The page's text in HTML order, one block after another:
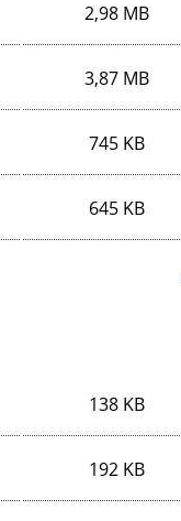
2,98 MB
3,87 MB
745 KB
645 KB
138 KB
192 KB